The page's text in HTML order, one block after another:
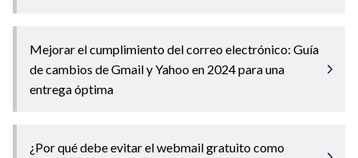
Mejorar el cumplimiento del correo electrónico: Guía
de cambios de Gmail y Yahoo en 2024 para una
entrega óptima
¿Por qué debe evitar el webmail gratuito como